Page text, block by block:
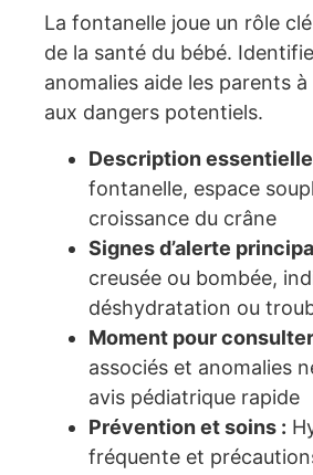
La fontanelle joue un rôle
de la santé du bébé.
anomalies aide les parents
aux dangers potentiels.
Description
fontanelle, espace
croissance du crâne
Signes d’alerte
creusée ou bombée,
déshydratation ou
Moment pour
associés et anomalies
avis pédiatrique rapide
Prévention et soins :
fréquente et